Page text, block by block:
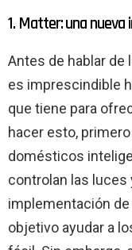
1. Matter: una
Antes de hablar de
es imprescindible
que tiene para
hacer esto,
domésticos
controlan las luces
implementación
objetivo ayudar a